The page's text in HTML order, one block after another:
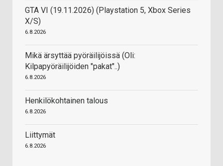
GTA VI (19.11.2026) (Playstation 5, Xbox Series
X/S)
6.8.2026
Mikä ärsyttää pyöräilijöissä (Oli:
Kilpapyöräilijöiden "pakat"..)
6.8.2026
Henkilökohtainen talous
6.8.2026
Liittymät
6.8.2026